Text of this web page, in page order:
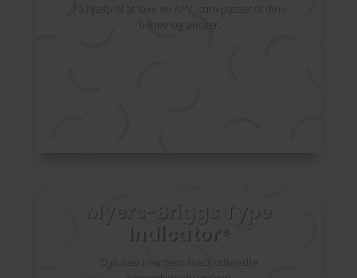
Få hjælp til at lave en APV, som passer til dine
behov og ønsker.
Myers-Briggs Type
Indicator®
Dyk ned i verdens mest udbredte